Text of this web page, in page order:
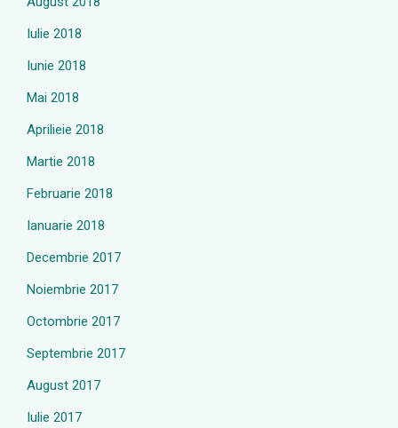
Iulie 2018
Iunie 2018
Mai 2018
Aprilieie 2018
Martie 2018
Februarie 2018
Ianuarie 2018
Decembrie 2017
Noiembrie 2017
Octombrie 2017
Septembrie 2017
August 2017
Iulie 2017